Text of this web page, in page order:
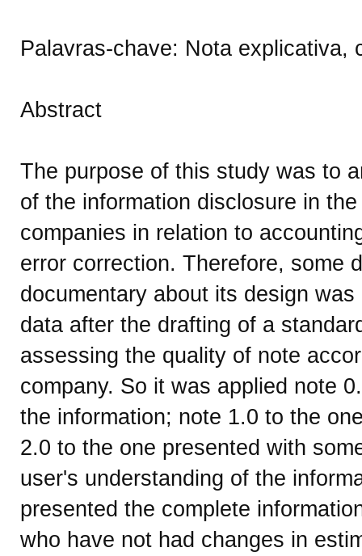
Palavras-chave: Nota
Abstract
The purpose of this study was to
of the information disclosure in
companies in relation to
error correction. Therefore, some
documentary about its design
data after the drafting of a
assessing the quality of note
company. So it was applied note
the information; note 1.0 to the
2.0 to the one presented with
user's understanding of the
presented the complete
who have not had changes in